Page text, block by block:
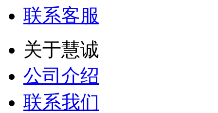
联系客服
关于慧诚
公司介绍
联系我们